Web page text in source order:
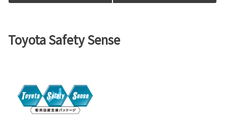
Toyota Safety Sense